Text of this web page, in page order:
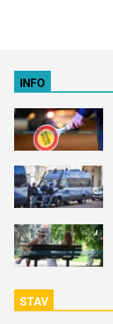
INFO
STAV